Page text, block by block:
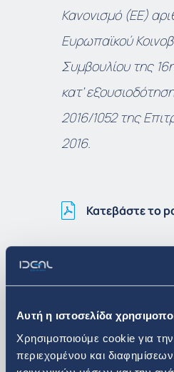
Αυτή η ιστοσελίδα
Χρησιμοποιούμε cookie για
περιεχομένου και
Κανονισμό (ΕΕ)
Ευρωπαϊκού
Συμβουλίου της 16
κατ’
2016/1052 της
2016.
Κατεβάστε το
Επενδυτικά Νέα